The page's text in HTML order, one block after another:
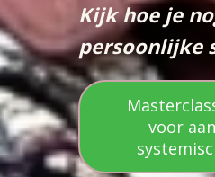
Kijk hoe je
persoonlijke
voor